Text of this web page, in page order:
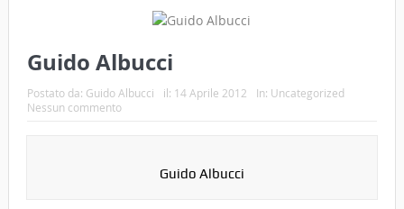
Guido Albucci
Postato da: Guido Albucci il: 14 Aprile 2012 In: Uncategorized
Nessun commento
Guido Albucci